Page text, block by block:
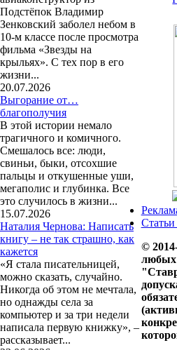
Подстёпок Владимир
Зенковский заболел небом в
10-м классе после просмотра
фильма «Звезды на
крыльях». С тех пор в его
жизни...
20.07.2026
Выгорание от…
благополучия
В этой истории немало
трагичного и комичного.
Смешалось все: люди,
свиньи, быки, отсохшие
пальцы и откушенные уши,
мегаполис и глубинка. Все
это случилось в жизни...
15.07.2026
Наталия Чернова: Написать
книгу – не так страшно, как
кажется
«Я стала писательницей,
можно сказать, случайно.
Никогда об этом не мечтала,
но однажды села за
компьютер и за три недели
написала первую книжку», –
рассказывает...
Статьи
©
любых